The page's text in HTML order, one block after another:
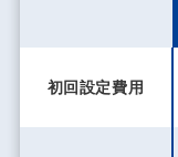
初回設定費用